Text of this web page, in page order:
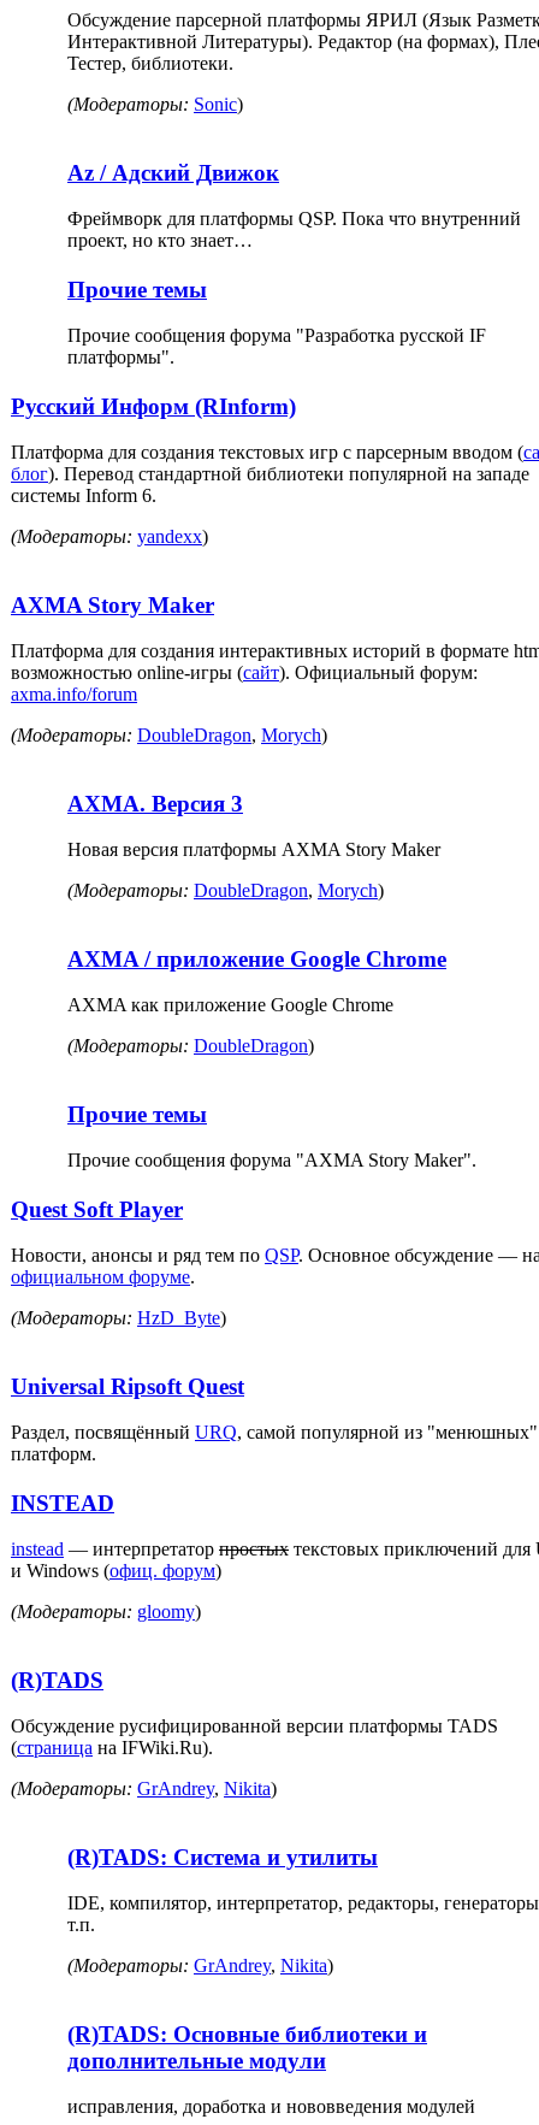
Обсуждение парсерной платформы ЯРИЛ (Язык
Интерактивной Литературы). Редактор (на формах),
Тестер, библиотеки.
(Модераторы: Sonic)
Az / Адский Движок
Фреймворк для платформы QSP. Пока что внутренний
проект, но кто знает…
Прочие темы
Прочие сообщения форума "Разработка русской IF
платформы".
Русский Информ (RInform)
Платформа для создания текстовых игр с парсерным вводом (
блог). Перевод стандартной библиотеки популярной на западе
системы Inform 6.
(Модераторы: yandexx)
AXMA Story Maker
Платформа для создания интерактивных историй в формате
возможностью online-игры (сайт). Официальный форум:
axma.info/forum
(Модераторы: DoubleDragon, Morych)
AXMA. Версия 3
Новая версия платформы AXMA Story Maker
(Модераторы: DoubleDragon, Morych)
AXMA / приложение Google Chrome
AXMA как приложение Google Chrome
(Модераторы: DoubleDragon)
Прочие темы
Прочие сообщения форума "AXMA Story Maker".
Quest Soft Player
Новости, анонсы и ряд тем по QSP. Основное обсуждение —
официальном форуме.
(Модераторы: HzD_Byte)
Universal Ripsoft Quest
Раздел, посвящённый URQ, самой популярной из "менюшных"
платформ.
INSTEAD
instead — интерпретатор простых текстовых приключений для
и Windows (офиц. форум)
(Модераторы: gloomy)
(R)TADS
Обсуждение русифицированной версии платформы TADS
(страница на IFWiki.Ru).
(Модераторы: GrAndrey, Nikita)
(R)TADS: Система и утилиты
IDE, компилятор, интерпретатор, редакторы,
т.п.
(Модераторы: GrAndrey, Nikita)
(R)TADS: Основные библиотеки и
дополнительные модули
исправления, доработка и нововведения модулей